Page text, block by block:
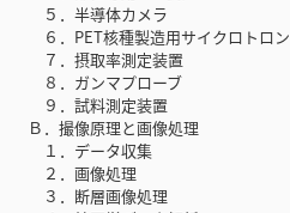
５．半導体カメラ
６．PET核種製造用サイクロトロン
７．摂取率測定装置
８．ガンマプローブ
９．試料測定装置
Ｂ．撮像原理と画像処理
１．データ収集
２．画像処理
３．断層画像処理